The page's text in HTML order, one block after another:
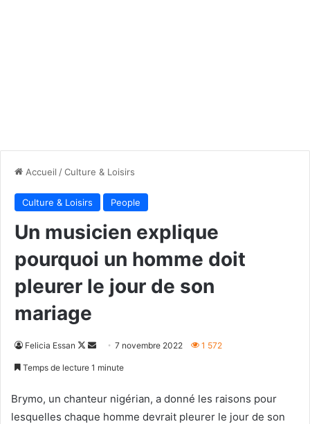
Accueil /Culture & Loisirs
Culture & Loisirs People
Un musicien explique
pourquoi un homme doit
pleurer le jour de son
mariage
Felicia Essan
Follow
Envoyer7 novembre 2022 1 572
Temps de lecture 1 minute
Brymo, un chanteur nigérian, a donné les raisons pour
lesquelles chaque homme devrait pleurer le jour de son